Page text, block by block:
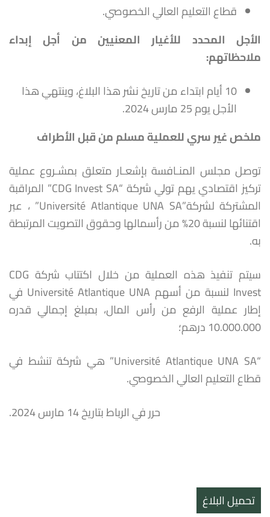
قطاع التعليم العالي الخصوصي.
الأجل المحدد للأغيار المعنيين من أجل إبداء
ملاحظاتهم:
10 أيام ابتداء من تاريخ نشر هذا البلاغ، وينتهي هذا
الأجل يوم 25 مارس 2024.
ملخص غير سري للعملية مسلم من قبل الأطراف
توصل مجلس المنـافسة بإشعـار متعلق بمشـروع عملية
تركيز اقتصادي يهم تولي شركة “CDG Invest SA” المراقبة
المشتركة لشركة”Université Atlantique UNA SA” ، عبر
اقتنائها لنسبة 20% من رأسمالها وحقوق التصويت المرتبطة
به.
سيتم تنفيذ هذه العملية من خلال اكتتاب شركة CDG
Invest لنسبة من أسهم Université Atlantique UNA في
إطار عملية الرفع من رأس المال، بمبلغ إجمالي قدره
10.000.000 درهم؛
“Université Atlantique UNA SA” هي شركة تنشط في
قطاع التعليم العالي الخصوصي.
حرر في الرباط بتاريخ 14 مارس 2024.
تحميل البلاغ